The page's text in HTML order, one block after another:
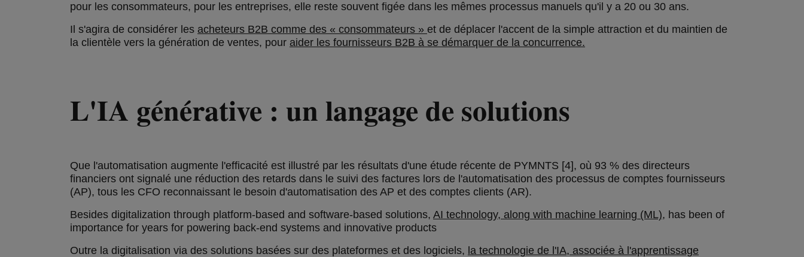
pour les consommateurs, pour les entreprises, elle reste souvent figée dans les mêmes processus manuels qu'il y a 20 ou 30 ans.
Il s'agira de considérer les acheteurs B2B comme des « consommateurs » et de déplacer l'accent de la simple attraction et du maintien de
la clientèle vers la génération de ventes, pour aider les fournisseurs B2B à se démarquer de la concurrence.
L'IA générative : un langage de solutions
Que l'automatisation augmente l'efficacité est illustré par les résultats d'une étude récente de PYMNTS [4], où 93 % des directeurs
financiers ont signalé une réduction des retards dans le suivi des factures lors de l'automatisation des processus de comptes fournisseurs
(AP), tous les CFO reconnaissant le besoin d'automatisation des AP et des comptes clients (AR).
Besides digitalization through platform-based and software-based solutions, AI technology, along with machine learning (ML), has been of
importance for years for powering back-end systems and innovative products
Outre la digitalisation via des solutions basées sur des plateformes et des logiciels, la technologie de l'IA, associée à l'apprentissage